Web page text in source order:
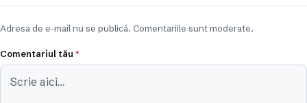
Adresa de e-mail nu se publică. Comentariile sunt moderate.
Comentariul tău *